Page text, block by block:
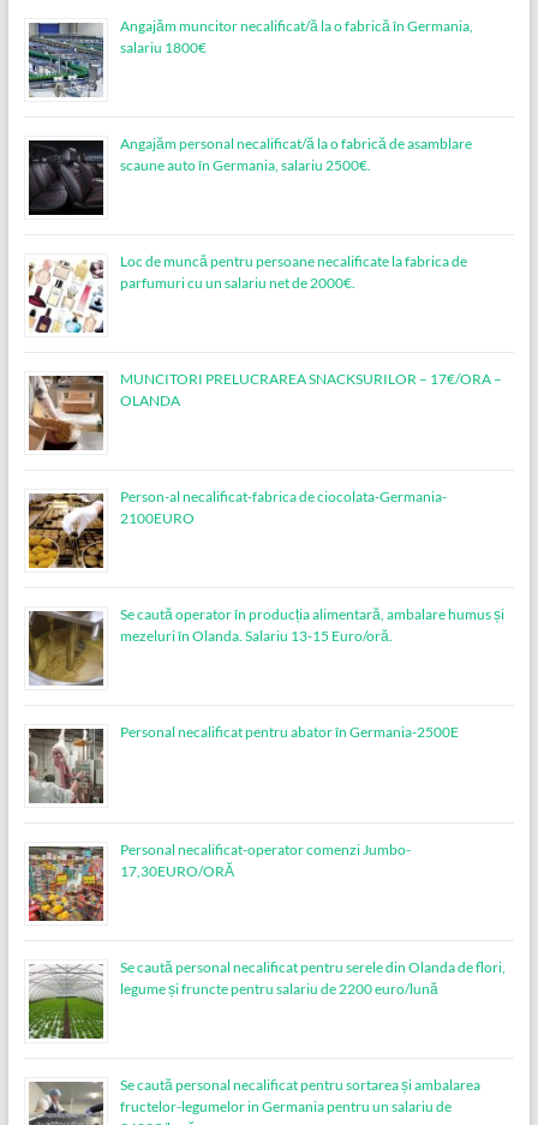
Angajăm muncitor necalificat/ă la o fabrică în Germania,
salariu 1800€
Angajăm personal necalificat/ă la o fabrică de asamblare
scaune auto în Germania, salariu 2500€.
Loc de muncǎ pentru persoane necalificate la fabrica de
parfumuri cu un salariu net de 2000€.
MUNCITORI PRELUCRAREA SNACKSURILOR – 17€/ORA –
OLANDA
Person-al necalificat-fabrica de ciocolata-Germania-
2100EURO
Se caută operator în producția alimentară, ambalare humus și
mezeluri în Olanda. Salariu 13-15 Euro/oră.
Personal necalificat pentru abator în Germania-2500E
Personal necalificat-operator comenzi Jumbo-
17,30EURO/ORĂ
Se caută personal necalificat pentru serele din Olanda de flori,
legume și fruncte pentru salariu de 2200 euro/lună
Se caută personal necalificat pentru sortarea și ambalarea
fructelor-legumelor in Germania pentru un salariu de